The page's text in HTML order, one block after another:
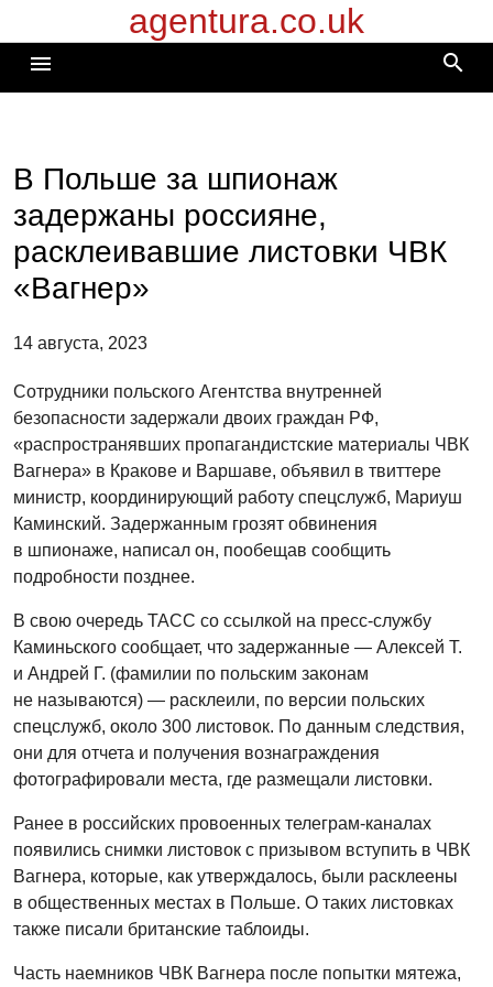
к
содержимому
agentura.co.uk
menu search
В Польше за шпионаж
задержаны россияне,
расклеивавшие листовки ЧВК
«Вагнер»
14 августа, 2023
Сотрудники польского Агентства внутренней
безопасности задержали двоих граждан РФ,
«распространявших пропагандистские материалы ЧВК
Вагнера» в Кракове и Варшаве, объявил в твиттере
министр, координирующий работу спецслужб, Мариуш
Каминский. Задержанным грозят обвинения
в шпионаже, написал он, пообещав сообщить
подробности позднее.
В свою очередь ТАСС со ссылкой на пресс-службу
Каминьского сообщает, что задержанные — Алексей Т.
и Андрей Г. (фамилии по польским законам
не называются) — расклеили, по версии польских
спецслужб, около 300 листовок. По данным следствия,
они для отчета и получения вознаграждения
фотографировали места, где размещали листовки.
Ранее в российских провоенных телеграм-каналах
появились снимки листовок с призывом вступить в ЧВК
Вагнера, которые, как утверждалось, были расклеены
в общественных местах в Польше. О таких листовках
также писали британские таблоиды.
Часть наемников ЧВК Вагнера после попытки мятежа,